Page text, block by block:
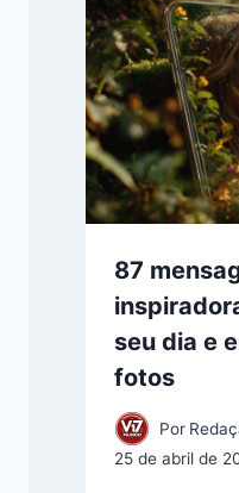
87
seu dia e
fotos
Por
25 de abril de